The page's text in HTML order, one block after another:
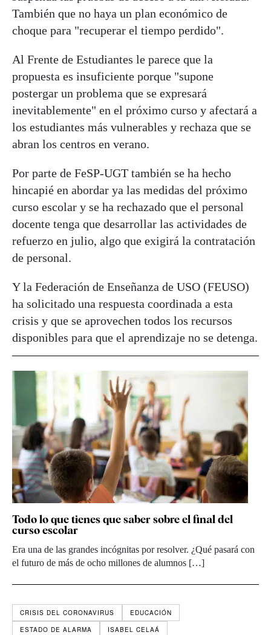
También que no haya un plan económico de
choque para "recuperar el tiempo perdido".
Al Frente de Estudiantes le parece que la
propuesta es insuficiente porque "supone
postergar un problema que se expresará
inevitablemente" en el próximo curso y afectará a
los estudiantes más vulnerables y rechaza que se
abran los centros en verano.
Por parte de FeSP-UGT también se ha hecho
hincapié en abordar ya las medidas del próximo
curso escolar y se ha rechazado que el personal
docente tenga que desarrollar las actividades de
refuerzo en julio, algo que exigirá la contratación
de personal.
Y la Federación de Enseñanza de USO (FEUSO)
ha solicitado una respuesta coordinada a esta
crisis y que se aprovechen todos los recursos
disponibles para que el aprendizaje no se detenga.
Todo lo que tienes que saber sobre el final del
curso escolar
Era una de las grandes incógnitas por resolver. ¿Qué pasará con
el futuro de más de ocho millones de alumnos […]
CRISIS DEL CORONAVIRUS
EDUCACIÓN
ESTADO DE ALARMA
ISABEL CELAÁ